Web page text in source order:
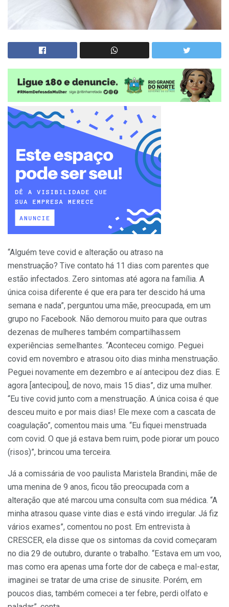
“Alguém teve covid e alteração ou atraso na
menstruação? Tive contato há 11 dias com parentes que
estão infectados. Zero sintomas até agora na família. A
única coisa diferente é que era para ter descido há uma
semana e nada”, perguntou uma mãe, preocupada, em um
grupo no Facebook. Não demorou muito para que outras
dezenas de mulheres também compartilhassem
experiências semelhantes. “Aconteceu comigo. Peguei
covid em novembro e atrasou oito dias minha menstruação.
Peguei novamente em dezembro e aí antecipou dez dias. E
agora [antecipou], de novo, mais 15 dias”, diz uma mulher.
“Eu tive covid junto com a menstruação. A única coisa é que
desceu muito e por mais dias! Ele mexe com a cascata de
coagulação”, comentou mais uma. “Eu fiquei menstruada
com covid. O que já estava bem ruim, pode piorar um pouco
(risos)”, brincou uma terceira.
Já a comissária de voo paulista Maristela Brandini, mãe de
uma menina de 9 anos, ficou tão preocupada com a
alteração que até marcou uma consulta com sua médica. “A
minha atrasou quase vinte dias e está vindo irregular. Já fiz
vários exames”, comentou no post. Em entrevista à
CRESCER, ela disse que os sintomas da covid começaram
no dia 29 de outubro, durante o trabalho. “Estava em um voo,
mas como era apenas uma forte dor de cabeça e mal-estar,
imaginei se tratar de uma crise de sinusite. Porém, em
poucos dias, também comecei a ter febre, perdi olfato e